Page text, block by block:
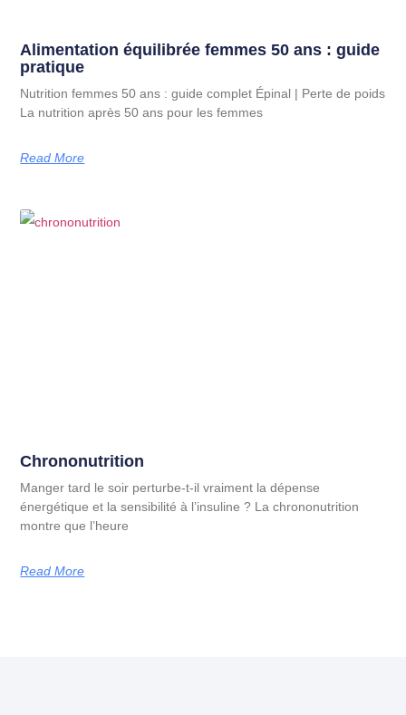
Alimentation équilibrée femmes 50 ans : guide
pratique
Nutrition femmes 50 ans : guide complet Épinal | Perte de poids
La nutrition après 50 ans pour les femmes
Read More
Chrononutrition
Manger tard le soir perturbe-t-il vraiment la dépense
énergétique et la sensibilité à l’insuline ? La chrononutrition
montre que l’heure
Read More